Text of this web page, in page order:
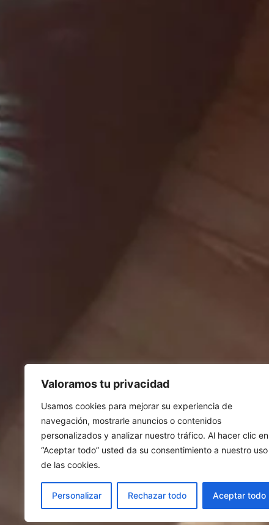
Valoramos tu privacidad
Usamos cookies para mejorar su experiencia de
navegación, mostrarle anuncios o contenidos
personalizados y analizar nuestro tráfico. Al hacer clic en
“Aceptar todo” usted da su consentimiento a nuestro uso
de las cookies.
Personalizar Rechazar todo Aceptar todo